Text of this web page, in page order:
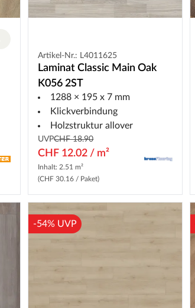
Artikel-Nr.: L4011625
Laminat Classic Main Oak
K056 2ST
1288 × 195 x 7 mm
Klickverbindung
Holzstruktur allover
UVPCHF 18.90
CHF 12.02 / m²
Inhalt: 2.51 m²
(CHF 30.16 / Paket)
-54% UVP